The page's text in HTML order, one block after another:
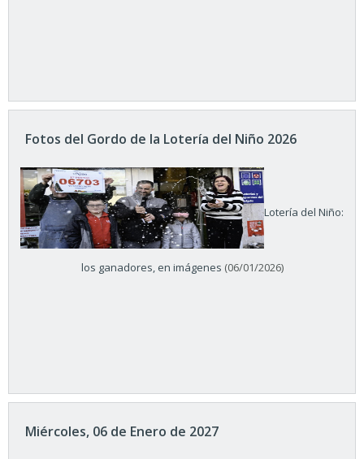
Fotos del Gordo de la Lotería del Niño 2026
Lotería del Niño:
los ganadores, en imágenes (06/01/2026)
Miércoles, 06 de Enero de 2027